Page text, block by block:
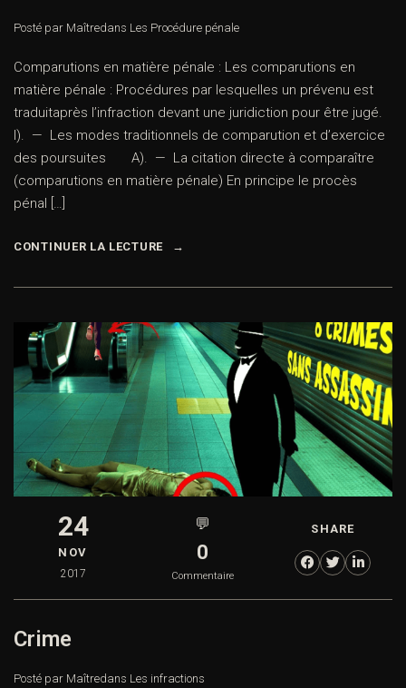
Posté par Maîtredans Les Procédure pénale
Comparutions en matière pénale : Les comparutions en
matière pénale : Procédures par lesquelles un prévenu est
traduitaprès l’infraction devant une juridiction pour être jugé.
I). — Les modes traditionnels de comparution et d’exercice
des poursuites A). — La citation directe à comparaître
(comparutions en matière pénale) En principe le procès
pénal […]
CONTINUER LA LECTURE
24
NOV
2017
💬
0
Commentaire
SHARE
Crime
Posté par Maîtredans Les infractions